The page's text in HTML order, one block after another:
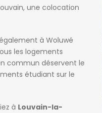
une colocation
à Woluwé
les logements
commun déservent le
étudiant sur le
à Louvain-la-